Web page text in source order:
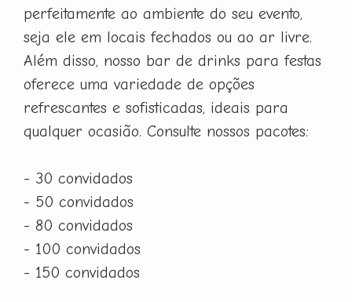
perfeitamente ao ambiente do seu evento,
seja ele em locais fechados ou ao ar livre.
Além disso, nosso bar de drinks para festas
oferece uma variedade de opções
refrescantes e sofisticadas, ideais para
qualquer ocasião. Consulte nossos pacotes:
- 30 convidados
- 50 convidados
- 80 convidados
- 100 convidados
- 150 convidados